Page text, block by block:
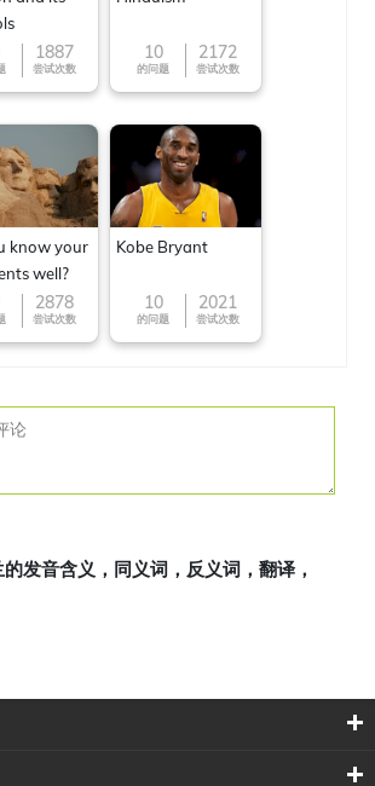
1887
尝试次数
10
的问题
2172
尝试次数
know your
well?
2878
尝试次数
Kobe Bryant
10
的问题
2021
尝试次数
发音含义，同义词，反义词，翻译，